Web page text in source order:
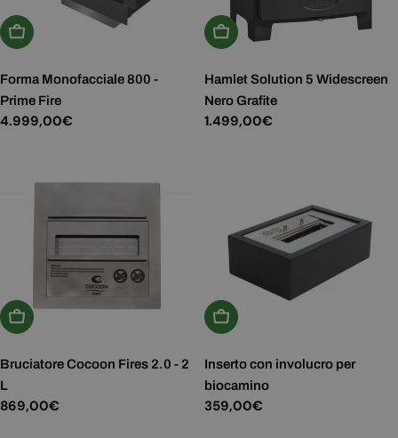
Aggiungi Al Carrello
Forma Monofacciale 800 -
Prime Fire
Prezzo
4.999,00€
Aggiungi Al Carrello
Hamlet Solution 5 Widescreen
Nero Grafite
Prezzo
1.499,00€
Aggiungi Al Carrello
Bruciatore Cocoon Fires 2.0 - 2
L
Prezzo
869,00€
Aggiungi Al Carrello
Inserto con involucro per
biocamino
Prezzo
359,00€